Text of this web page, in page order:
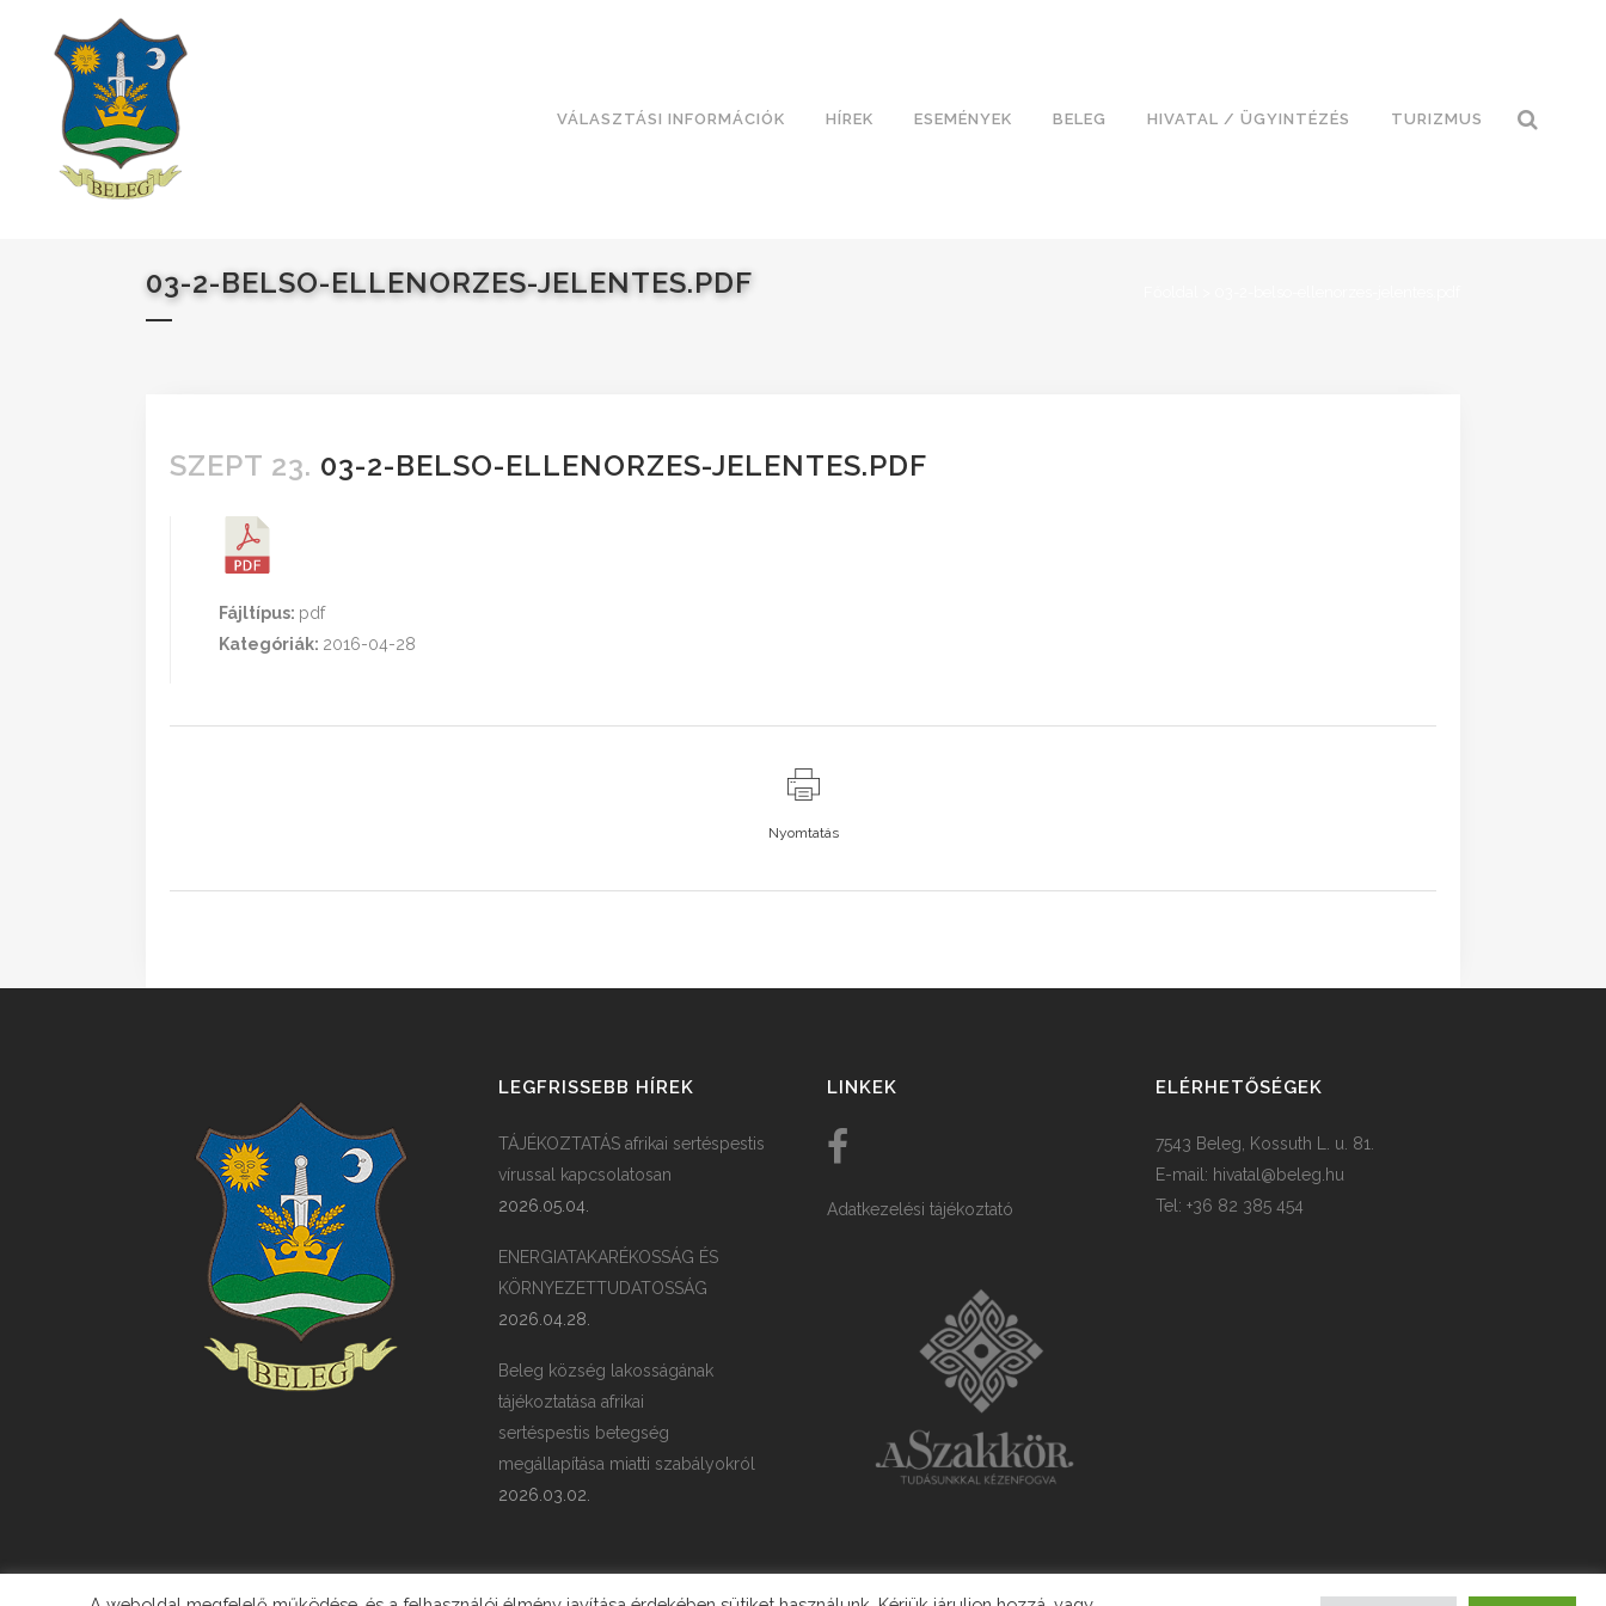
VÁLASZTÁSI INFORMÁCIÓK HÍREK ESEMÉNYEK BELEG HIVATAL / ÜGYINTÉZÉS TURIZMUS
03-2-BELSO-ELLENORZES-JELENTES.PDF
SZEPT 23. 03-2-BELSO-ELLENORZES-JELENTES.PDF
Fájltípus: pdf
Kategóriák: 2016-04-28
Nyomtatás
LEGFRISSEBB HÍREK
TÁJÉKOZTATÁS afrikai sertéspestis
vírussal kapcsolatosan
2026.05.04.
ENERGIATAKARÉKOSSÁG ÉS
KÖRNYEZETTUDATOSSÁG
2026.04.28.
Beleg község lakosságának
tájékoztatása afrikai
sertéspestis betegség
megállapítása miatti szabályokról
2026.03.02.
LINKEK
Adatkezelési tájékoztató
ELÉRHETŐSÉGEK
7543 Beleg, Kossuth L. u. 81.
E-mail: hivatal@beleg.hu
Tel: +36 82 385 454